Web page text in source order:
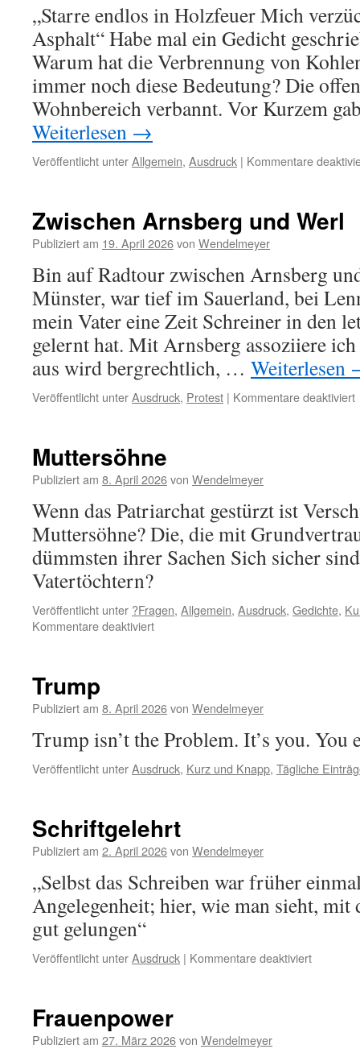
„Starre endlos in Holzfeuer Mich
Asphalt“ Habe mal ein Gedicht
Warum hat die Verbrennung von
immer noch diese Bedeutung? Die
Wohnbereich verbannt. Vor Kurzem
Weiterlesen →
Veröffentlicht unterAllgemein, Ausdruck | Kommentare
Zwischen Arnsberg und Werl
Publiziert am 19. April 2026von Wendelmeyer
Bin auf Radtour zwischen Arnsberg
Münster, war tief im Sauerland, bei
mein Vater eine Zeit Schreiner in den
gelernt hat. Mit Arnsberg assoziiere
aus wird bergrechtlich, … Weiterlesen
Veröffentlicht unterAusdruck, Protest | Kommentare deaktiviert
Muttersöhne
Publiziert am 8. April 2026von Wendelmeyer
Wenn das Patriarchat gestürzt ist
Muttersöhne? Die, die mit
dümmsten ihrer Sachen Sich sicher
Vatertöchtern?
Veröffentlicht unter ?Fragen, Allgemein, Ausdruck, Gedichte,
Kommentare deaktiviertfür
Trump
Publiziert am 8. April 2026von Wendelmeyer
Trump isn’t the Problem. It’s you. You
Veröffentlicht unterAusdruck, Kurz und Knapp, Tägliche
Schriftgelehrt
Publiziert am 2. April 2026von Wendelmeyer
„Selbst das Schreiben war früher
Angelegenheit; hier, wie man sieht, mit
gut gelungen“
Veröffentlicht unterAusdruck | Kommentare deaktiviertfür
Frauenpower
Publiziert am 27. März 2026von Wendelmeyer